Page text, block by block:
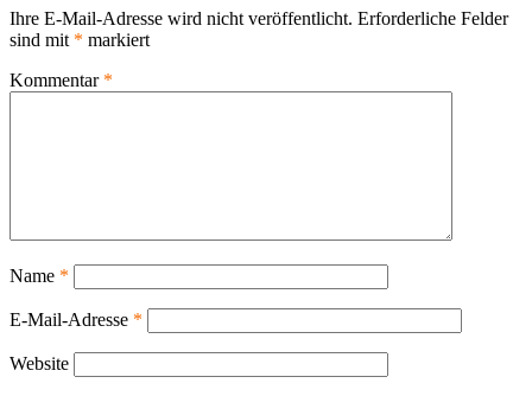
Ihre E-Mail-Adresse wird nicht veröffentlicht. Erforderliche Felder
sind mit * markiert
Kommentar *
Name *
E-Mail-Adresse *
Website